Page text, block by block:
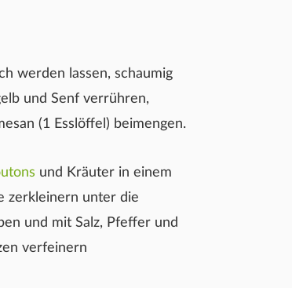
werden lassen, schaumig
und Senf verrühren,
(1 Esslöffel) beimengen.
und Kräuter in einem
zerkleinern unter die
und mit Salz, Pfeffer und
verfeinern